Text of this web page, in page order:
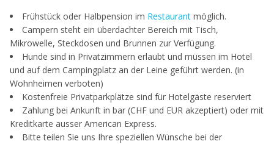
Frühstück oder Halbpension im Restaurant möglich.
Campern steht ein überdachter Bereich mit Tisch,
Mikrowelle, Steckdosen und Brunnen zur Verfügung.
Hunde sind in Privatzimmern erlaubt und müssen im Hotel
und auf dem Campingplatz an der Leine geführt werden. (in
Wohnheimen verboten)
Kostenfreie Privatparkplätze sind für Hotelgäste reserviert
Zahlung bei Ankunft in bar (CHF und EUR akzeptiert) oder mit
Kreditkarte ausser American Express.
Bitte teilen Sie uns Ihre speziellen Wünsche bei der